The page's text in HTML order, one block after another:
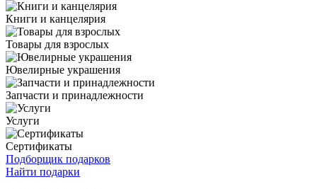
Книги и канцелярия
Товары для взрослых
Ювелирные украшения
Запчасти и принадлежности
Услуги
Сертификаты
Подборщик подарков
Найти подарки